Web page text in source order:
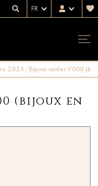
FR
2025/Bijoux under 1'000
(bijoux en